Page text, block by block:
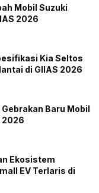
Mobil Suzuki
2026
Kia Seltos
di GIIAS 2026
Baru Mobil
2026
Ekosistem
EV Terlaris di